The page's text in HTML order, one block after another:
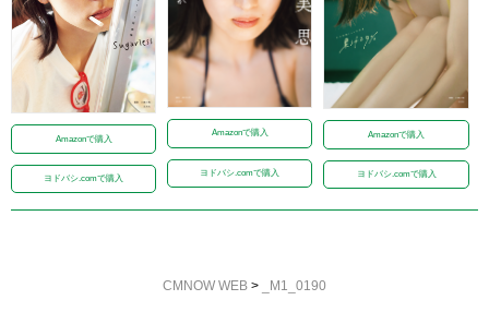
Amazonで購入
ヨドバシ.comで購入
Amazonで購入
ヨドバシ.comで購入
Amazonで購入
ヨドバシ.comで購入
CMNOW WEB > _M1_0190